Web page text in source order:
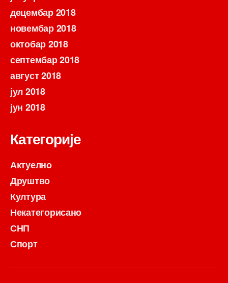
децембар 2018
новембар 2018
октобар 2018
септембар 2018
август 2018
јул 2018
јун 2018
Категорије
Актуелно
Друштво
Култура
Некатегорисано
СНП
Спорт